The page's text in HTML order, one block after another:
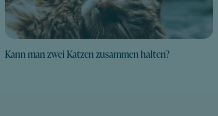
Kann man zwei Katzen zusammen halten?